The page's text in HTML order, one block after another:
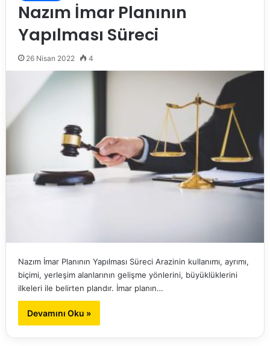
Nazım İmar Planının
Yapılması Süreci
26 Nisan 2022 4
Nazım İmar Planının Yapılması Süreci Arazinin kullanımı, ayrımı,
biçimi, yerleşim alanlarının gelişme yönlerini, büyüklüklerini
ilkeleri ile belirten plandır. İmar planın…
Devamını Oku »